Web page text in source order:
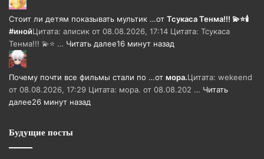
Стоит ли детям показывать мультик …от Тсукаса Тенма!!! 💫⭐🕯️
#инойЦитата: алисик от 08.08.2026, 17:14 Цитата: Тсукаса
Тенма!!! 💫⭐ … Читать далее16 минут назад
Почему почти все фильмы стали по …от мора.Цитата: wekeend
от 08.08.2026, 17:29 Цитата: мора. от 08.08.202 … Читать
далее26 минут назад
Будущие посты